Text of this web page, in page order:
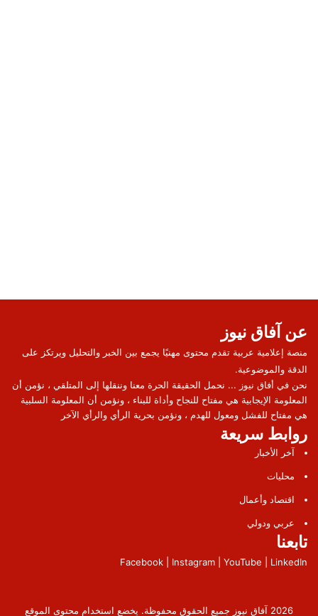
عن آفاق نيوز
منصة إعلامية عربية تقدم محتوى مهنيًا يجمع بين الخبر والتحليل ويرتكز على
الدقة والموضوعية.
نحن في أفاق نيوز ... نحمل الحقيقة الحرة معنا وننقلها إلى المتلقي ، نؤمن أن
المعلومة الإيجابية هي مفتاح للنجاح وأداة للبناء ، ونؤمن أن المعلومة السلبية
هي مفتاح للفشل ومعول للهدم ، ونؤمن بحرية الرأي والرأي الآخر
روابط سريعة
آخر الأخبار
محليات
اقتصاد وأعمال
عربي ودولي
تابعنا
Facebook | Instagram | YouTube | LinkedIn
2026 آفاق نيوز جميع الحقوق محفوظة. يخضع استخدام محتوى الموقع